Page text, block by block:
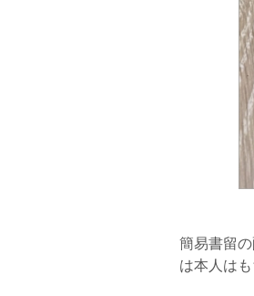
簡易書留
は本人は